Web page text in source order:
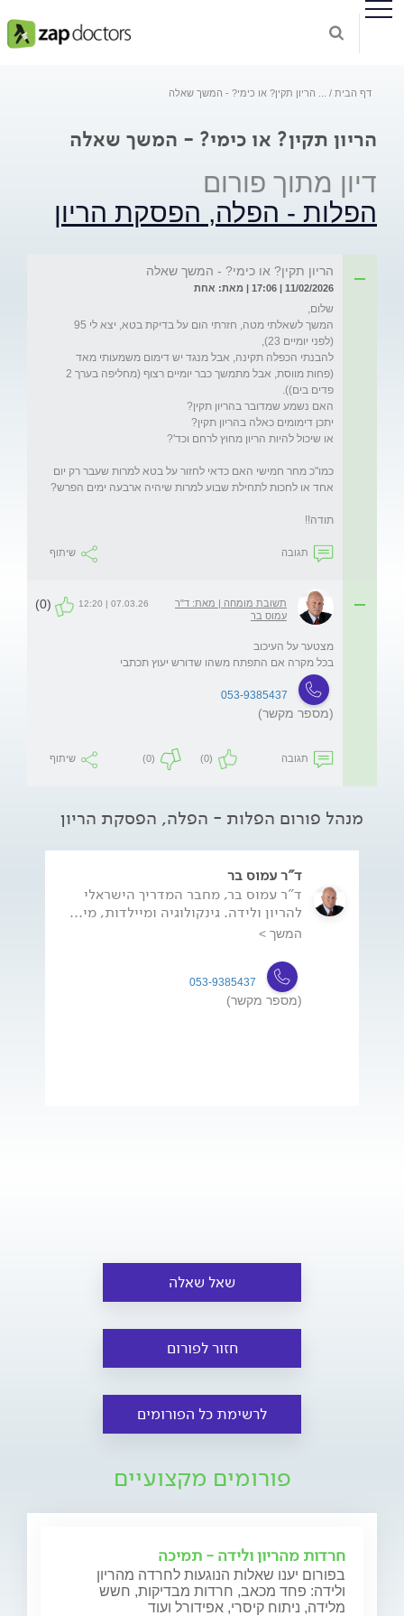
דף הבית הריון תקין? או כימי? - המשך שאלה
הריון תקין? או כימי? - המשך שאלה
דיון מתוך פורום
הפלות - הפלה, הפסקת הריון
הריון תקין? או כימי? - המשך שאלה
11/02/2026 | 17:06 | מאת: אחת
להבנתי הכפלה תקינה, אבל מנגד יש דימום משמעותי מאד
כמו"כ מחר חמישי האם כדאי לחזור על בטא למרות שעבר רק יום
תודה!!
תגובה שיתוף
תשובת מומחה | מאת: ד"ר
עמוס בר
07.03.26 | 12:20
(0)
בכל מקרה אם התפתח משהו שדורש יעוץ תכתבי
053-9385437
(מספר מקשר)
תגובה (0)
(0) שיתוף
מנהל פורום הפלות - הפלה, הפסקת הריון
ד"ר עמוס בר
ד"ר עמוס בר, מחבר המדריך הישראלי
להריון ולידה. גינקולוגיה ומיילדות, מי...
המשך >
053-9385437
(מספר מקשר)
שאל שאלה
חזור לפורום
לרשימת כל הפורומים
פורומים מקצועיים
חרדות מהריון ולידה - תמיכה
בפורום יענו שאלות הנוגעות לחרדה מהריון
ולידה: פחד מכאב, חרדות מבדיקות, חשש
מלידה, ניתוח קיסרי, אפידורל ועוד